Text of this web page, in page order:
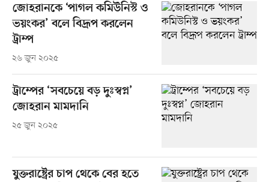
জোহরানকে ‘পাগল কমিউনিস্ট ও
ভয়ংকর’ বলে বিদ্রূপ করলেন
ট্রাম্প
২৬ জুন ২০২৫
ট্রাম্পের ‘সবচেয়ে বড় দুঃস্বপ্ন’
জোহরান মামদানি
২৫ জুন ২০২৫
যুক্তরাষ্ট্রের চাপ থেকে বের হতে